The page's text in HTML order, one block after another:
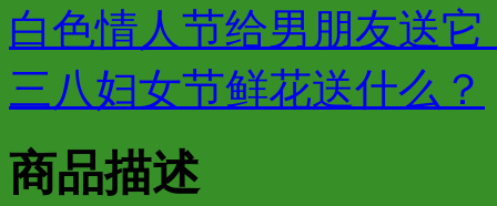
白色情人节给男朋友送
三八妇女节鲜花送什么？
商品描述